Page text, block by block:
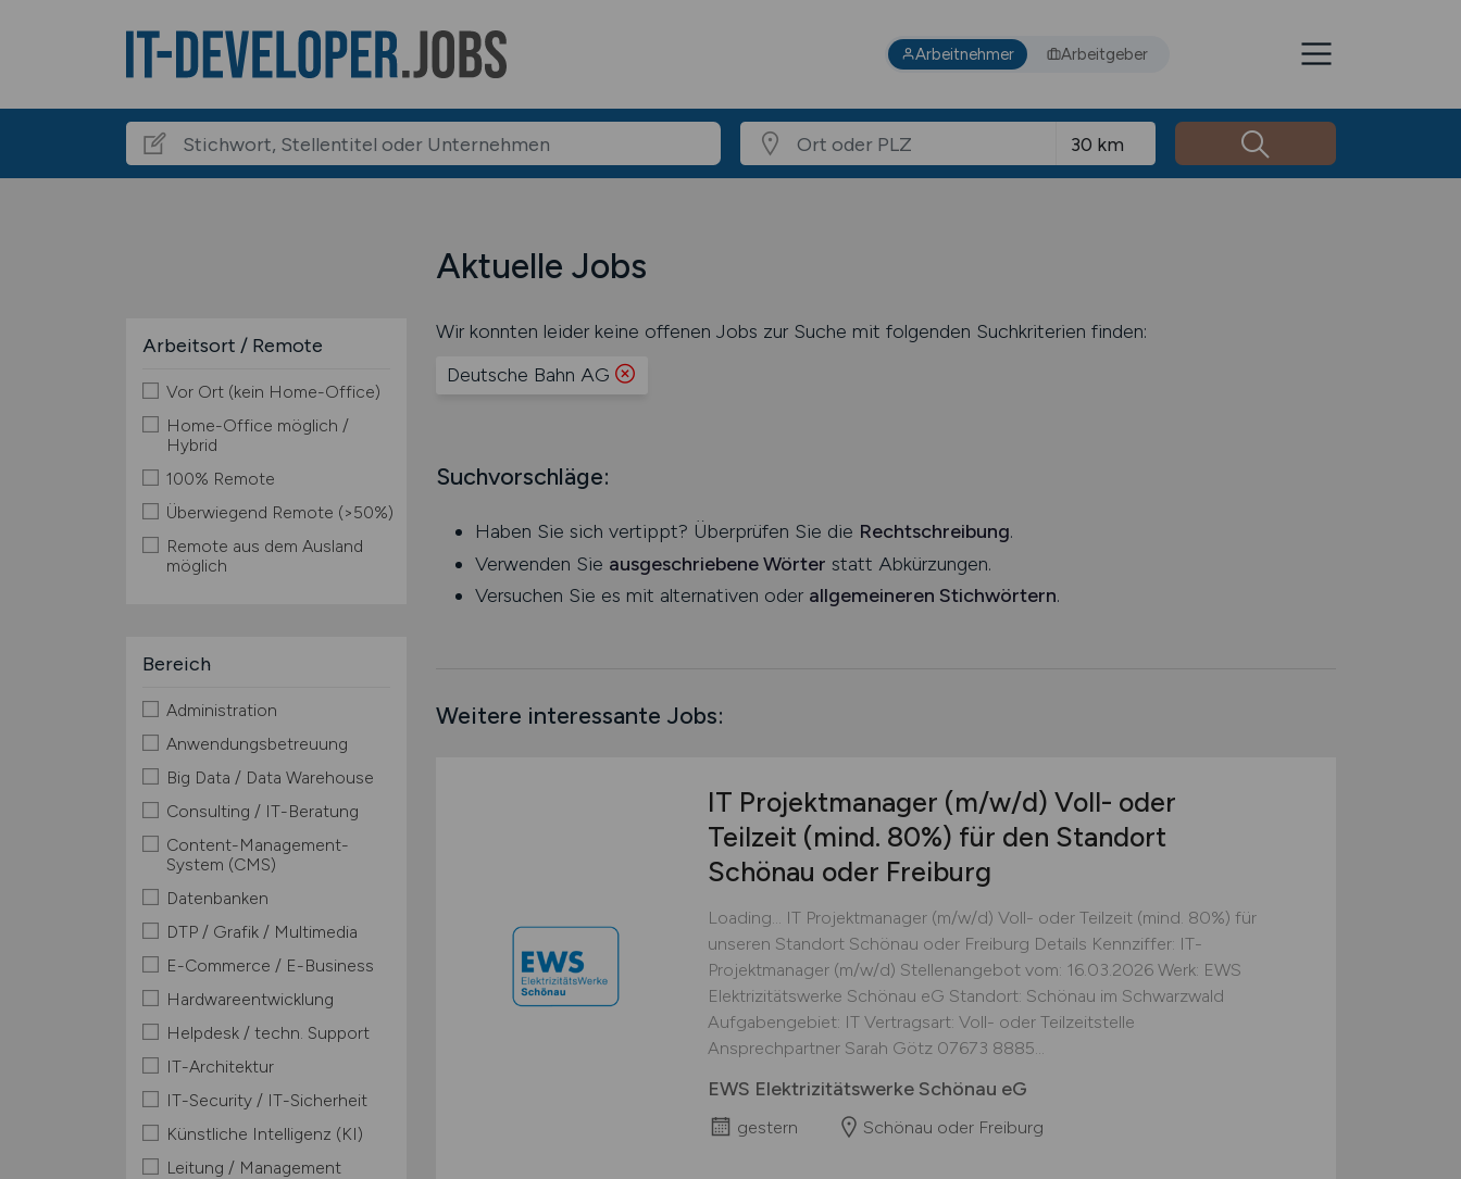
Arbeitnehmer Arbeitgeber
Aktuelle Jobs
Arbeitsort / Remote
Vor Ort (kein Home-Office)
Home-Office möglich /
Hybrid
100% Remote
Überwiegend Remote (>50%)
Remote aus dem Ausland
möglich
Bereich
Administration
Anwendungsbetreuung
Big Data / Data Warehouse
Consulting / IT-Beratung
Content-Management-
System (CMS)
Datenbanken
DTP / Grafik / Multimedia
E-Commerce / E-Business
Hardwareentwicklung
Helpdesk / techn. Support
IT-Architektur
IT-Security / IT-Sicherheit
Künstliche Intelligenz (KI)
Leitung / Management
Wir konnten leider keine offenen Jobs zur Suche mit folgenden Suchkriterien finden:
Deutsche Bahn AG
Suchvorschläge:
Haben Sie sich vertippt? Überprüfen Sie die Rechtschreibung.
Verwenden Sie ausgeschriebene Wörter statt Abkürzungen.
Versuchen Sie es mit alternativen oder allgemeineren Stichwörtern.
Weitere interessante Jobs:
IT Projektmanager (m/w/d) Voll- oder
Teilzeit (mind. 80%) für den Standort
Schönau oder Freiburg
Loading... IT Projektmanager (m/w/d) Voll- oder Teilzeit (mind. 80%) für
unseren Standort Schönau oder Freiburg Details Kennziffer: IT-
Projektmanager (m/w/d) Stellenangebot vom: 16.03.2026 Werk: EWS
Elektrizitätswerke Schönau eG Standort: Schönau im Schwarzwald
Aufgabengebiet: IT Vertragsart: Voll- oder Teilzeitstelle
Ansprechpartner Sarah Götz 07673 8885...
EWS Elektrizitätswerke Schönau eG
gestern Schönau oder Freiburg